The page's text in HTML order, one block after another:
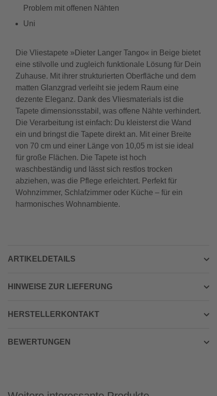
Problem mit offenen Nähten
Uni
Die Vliestapete »Dieter Langer Tango« in Beige bietet
eine stilvolle und zugleich funktionale Lösung für Dein
Zuhause. Mit ihrer strukturierten Oberfläche und dem
matten Glanzgrad verleiht sie jedem Raum eine
dezente Eleganz. Dank des Vliesmaterials ist die
Tapete dimensionsstabil, was offene Nähte verhindert.
Die Verarbeitung ist einfach: Du kleisterst die Wand
ein und bringst die Tapete direkt an. Mit einer Breite
von 70 cm und einer Länge von 10,05 m ist sie ideal
für große Flächen. Die Tapete ist hoch
waschbeständig und lässt sich restlos trocken
abziehen, was die Pflege erleichtert. Perfekt für
Wohnzimmer, Schlafzimmer oder Küche – für ein
harmonisches Wohnambiente.
ARTIKELDETAILS
HINWEISE ZUR LIEFERUNG
HERSTELLERKONTAKT
BEWERTUNGEN